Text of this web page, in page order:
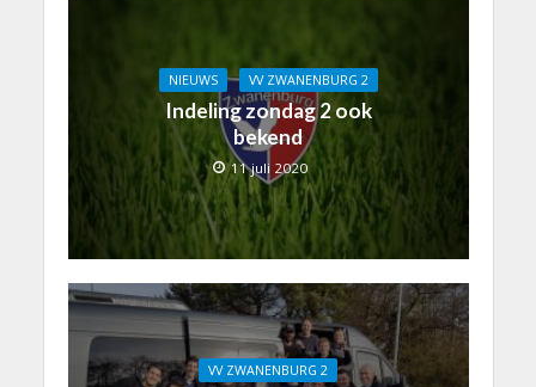
NIEUWS VV ZWANENBURG 2
Indeling zondag 2 ook
bekend
11 juli 2020
VV ZWANENBURG 2